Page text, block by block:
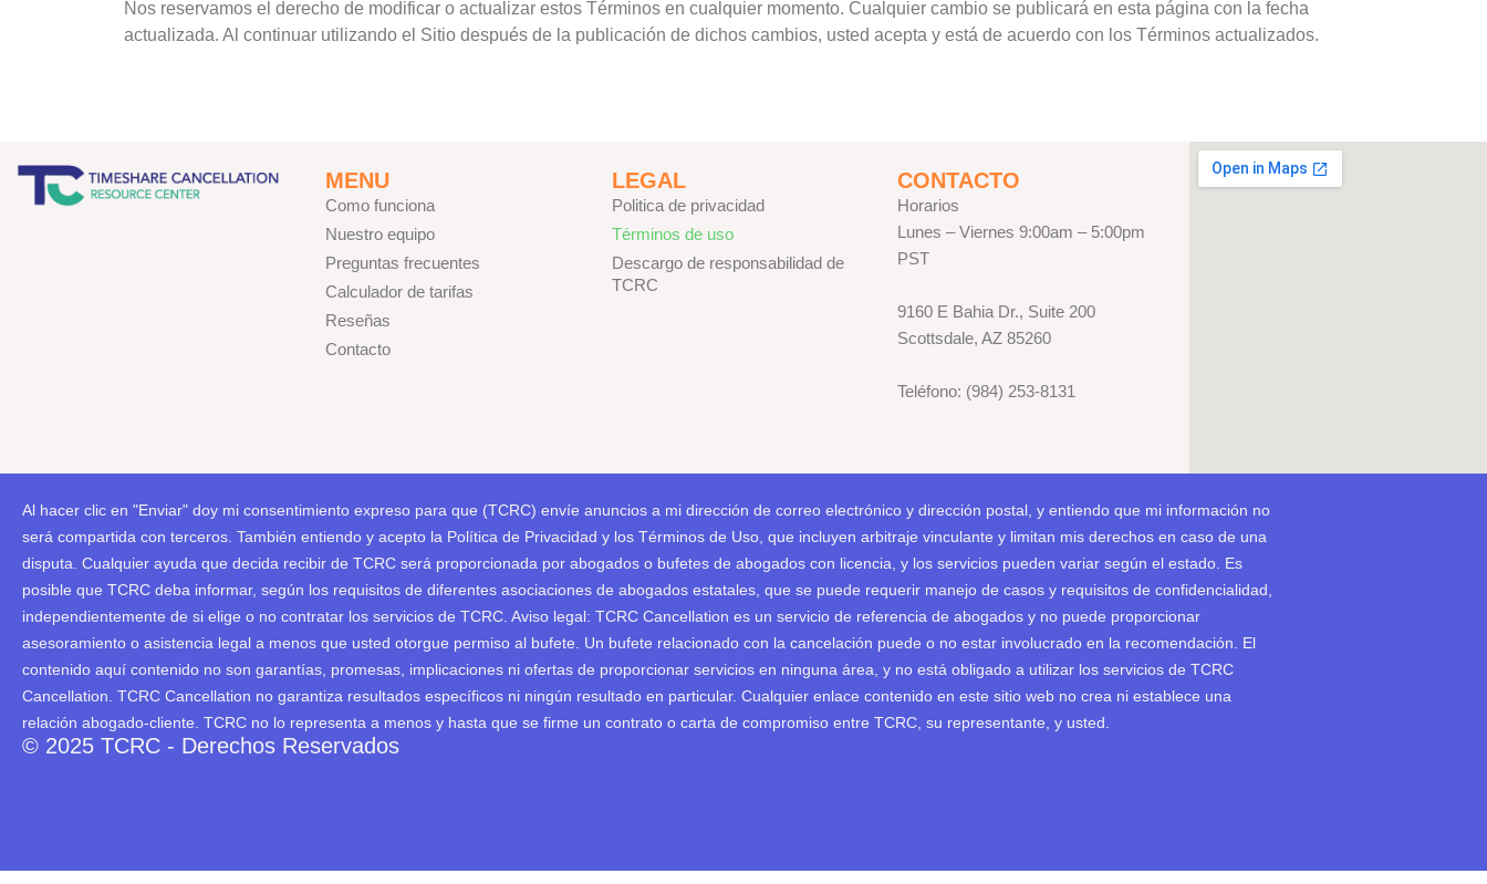
Nos reservamos el derecho de modificar o actualizar estos Términos en cualquier momento. Cualquier cambio se publicará en esta página con la fecha
actualizada. Al continuar utilizando el Sitio después de la publicación de dichos cambios, usted acepta y está de acuerdo con los Términos actualizados.
MENU
Como funciona
Nuestro equipo
Preguntas frecuentes
Calculador de tarifas
Reseñas
Contacto
LEGAL
Politica de privacidad
Términos de uso
Descargo de responsabilidad de
TCRC
CONTACTO
Horarios
Lunes – Viernes 9:00am – 5:00pm
PST
9160 E Bahia Dr., Suite 200
Scottsdale, AZ 85260
Teléfono: (984) 253-8131
Al hacer clic en "Enviar" doy mi consentimiento expreso para que (TCRC) envíe anuncios a mi dirección de correo electrónico y dirección postal, y entiendo que mi información no
será compartida con terceros. También entiendo y acepto la Política de Privacidad y los Términos de Uso, que incluyen arbitraje vinculante y limitan mis derechos en caso de una
disputa. Cualquier ayuda que decida recibir de TCRC será proporcionada por abogados o bufetes de abogados con licencia, y los servicios pueden variar según el estado. Es
posible que TCRC deba informar, según los requisitos de diferentes asociaciones de abogados estatales, que se puede requerir manejo de casos y requisitos de confidencialidad,
independientemente de si elige o no contratar los servicios de TCRC. Aviso legal: TCRC Cancellation es un servicio de referencia de abogados y no puede proporcionar
asesoramiento o asistencia legal a menos que usted otorgue permiso al bufete. Un bufete relacionado con la cancelación puede o no estar involucrado en la recomendación. El
contenido aquí contenido no son garantías, promesas, implicaciones ni ofertas de proporcionar servicios en ninguna área, y no está obligado a utilizar los servicios de TCRC
Cancellation. TCRC Cancellation no garantiza resultados específicos ni ningún resultado en particular. Cualquier enlace contenido en este sitio web no crea ni establece una
relación abogado-cliente. TCRC no lo representa a menos y hasta que se firme un contrato o carta de compromiso entre TCRC, su representante, y usted.
© 2025 TCRC - Derechos Reservados